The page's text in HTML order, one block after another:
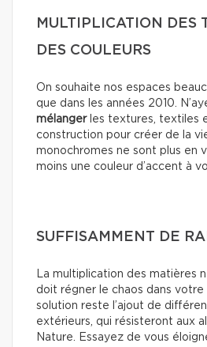
MULTIPLICATION DES
DES COULEURS
On souhaite nos espaces
que dans les années 2010.
mélangerles textures, textiles
construction pour créer de la
monochromes ne sont plus en
moins une couleur d’accent à
SUFFISAMMENT DE
La multiplication des matières
doit régner le chaos dans votre
solution reste l’ajout de
extérieurs, qui résisteront aux
Nature. Essayez de vous